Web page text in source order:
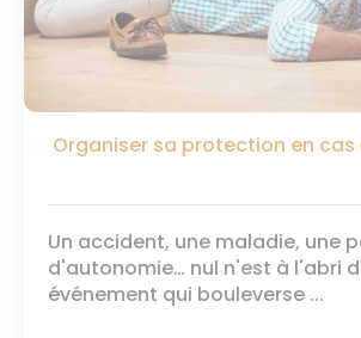
Organiser sa protection en
Un accident, une maladie, une
d'autonomie… nul n'est à l'abri
événement qui bouleverse ...